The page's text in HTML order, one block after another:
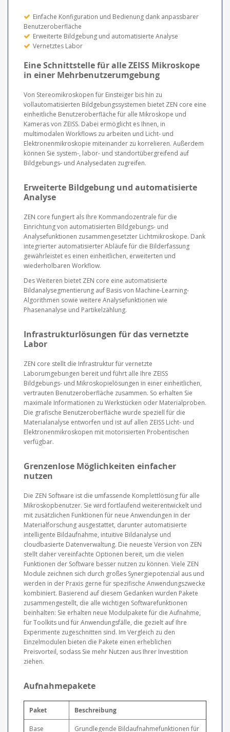
Einfache Konfiguration und Bedienung dank anpassbarer
Benutzeroberfläche
Erweiterte Bildgebung und automatisierte Analyse
Vernetztes Labor
Eine Schnittstelle für alle ZEISS Mikroskope
in einer Mehrbenutzerumgebung
Von Stereomikroskopen für Einsteiger bis hin zu
vollautomatisierten Bildgebungssystemen bietet ZEN core eine
einheitliche Benutzeroberfläche für alle Mikroskope und
Kameras von ZEISS. Dabei ermöglicht es Ihnen, in
multimodalen Workflows zu arbeiten und Licht- und
Elektronenmikroskopie miteinander zu korrelieren. Außerdem
können Sie system-, labor- und standortübergreifend auf
Bildgebungs- und Analysedaten zugreifen.
Erweiterte Bildgebung und automatisierte
Analyse
ZEN core fungiert als Ihre Kommandozentrale für die
Einrichtung von automatisierten Bildgebungs- und
Analysefunktionen zusammengesetzter Lichtmikroskope. Dank
integrierter automatisierter Abläufe für die Bilderfassung
gewährleistet es einen einheitlichen, erweiterten und
wiederholbaren Workflow.
Des Weiteren bietet ZEN core eine automatisierte
Bildanalysegmentierung auf Basis von Machine-Learning-
Algorithmen sowie weitere Analysefunktionen wie
Phasenanalyse und Partikelzählung.
Infrastrukturlösungen für das vernetzte
Labor
ZEN core stellt die Infrastruktur für vernetzte
Laborumgebungen bereit und führt alle Ihre ZEISS
Bildgebungs- und Mikroskopielösungen in einer einheitlichen,
vertrauten Benutzeroberfläche zusammen. So erhalten Sie
maximale Informationen zu Werkstücken oder Materialproben.
Die grafische Benutzeroberfläche wurde speziell für die
Materialanalyse entworfen und ist auf allen ZEISS Licht- und
Elektronenmikroskopen mit motorisierten Probentischen
verfügbar.
Grenzenlose Möglichkeiten einfacher
nutzen
Die ZEN Software ist die umfassende Komplettlösung für alle
Mikroskopbenutzer. Sie wird fortlaufend weiterentwickelt und
mit zusätzlichen Funktionen für neue Anwendungen in der
Materialforschung ausgestattet, darunter automatisierte
intelligente Bildaufnahme, intuitive Bildanalyse und
cloudbasierte Datenverwaltung. Die neueste Version von ZEN
stellt daher vereinfachte Optionen bereit, um die vielen
Funktionen der Software besser nutzen zu können. Viele ZEN
Module zeichnen sich durch großes Synergiepotenzial aus und
werden in der Praxis gerne für spezifische Anwendungszwecke
kombiniert. Basierend auf diesem Gedanken wurden Pakete
zusammengestellt, die alle wichtigen Softwarefunktionen
beinhalten: Sie erhalten neue Modulpakete für die Aufnahme,
für Toolkits und für Anwendungsfälle, die gezielt auf Ihre
Experimente zugeschnitten sind. Im Vergleich zu den
Einzelmodulen bieten die Pakete einen erheblichen
Preisvorteil, sodass Sie mehr Nutzen aus Ihrer Investition
ziehen.
Aufnahmepakete
Paket Beschreibung
Base Grundlegende Bildaufnahmefunktionen für